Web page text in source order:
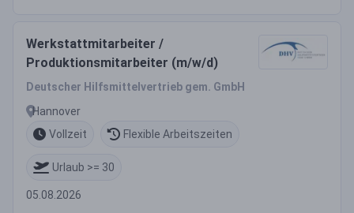
Werkstattmitarbeiter /
Produktionsmitarbeiter (m/w/d)
Deutscher Hilfsmittelvertrieb gem. GmbH
Hannover
Vollzeit
Flexible Arbeitszeiten
Urlaub >= 30
05.08.2026